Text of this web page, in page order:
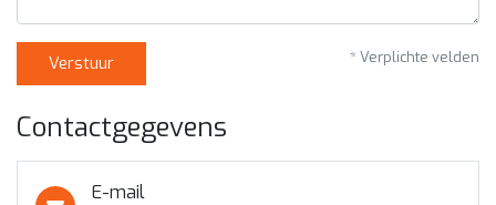
Verstuur * Verplichte velden
Contactgegevens
E-mail